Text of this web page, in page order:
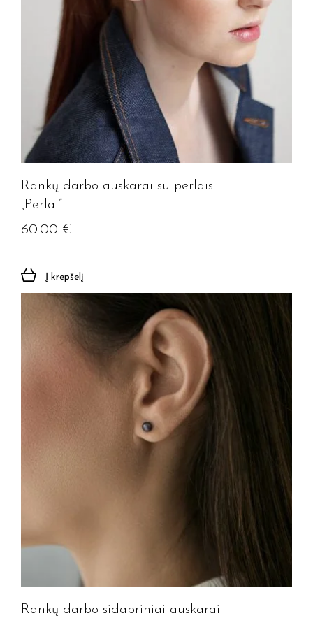
Rankų darbo auskarai su perlais
„Perlai”
60.00 €
Į krepšelį
Rankų darbo sidabriniai auskarai